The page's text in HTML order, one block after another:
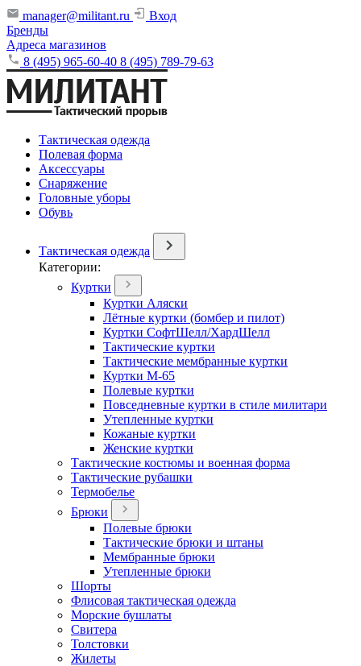
manager@militant.ru
Вход
Бренды
Адреса магазинов
8 (495) 965-60-40 8 (495) 789-79-63
Тактическая одежда
Полевая форма
Аксессуары
Снаряжение
Головные уборы
Обувь
Тактическая одежда
Категории:
Куртки
Куртки Аляски
Лётные куртки (бомбер и пилот)
Куртки СофтШелл/ХардШелл
Тактические куртки
Тактические мембранные куртки
Куртки М-65
Полевые куртки
Повседневные куртки в стиле милитари
Утепленные куртки
Кожаные куртки
Женские куртки
Тактические костюмы и военная форма
Тактические рубашки
Термобелье
Брюки
Полевые брюки
Тактические брюки и штаны
Мембранные брюки
Утепленные брюки
Шорты
Флисовая тактическая одежда
Морские бушлаты
Свитера
Толстовки
Жилеты